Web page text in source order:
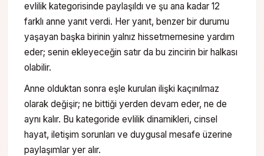
evlilik kategorisinde paylaşıldı ve şu ana kadar 12
farklı anne yanıt verdi. Her yanıt, benzer bir durumu
yaşayan başka birinin yalnız hissetmemesine yardım
eder; senin ekleyeceğin satır da bu zincirin bir halkası
olabilir.
Anne olduktan sonra eşle kurulan ilişki kaçınılmaz
olarak değişir; ne bittiği yerden devam eder, ne de
aynı kalır. Bu kategoride evlilik dinamikleri, cinsel
hayat, iletişim sorunları ve duygusal mesafe üzerine
paylaşımlar yer alır.